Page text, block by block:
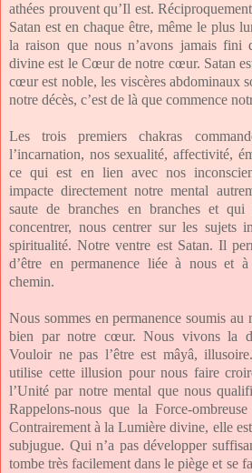
athées prouvent qu’Il est.
Satan est en chaque être, même le plus
la raison que nous n’avons jamais fini
divine est le Cœur de notre cœur. Satan
cœur est noble, les viscères abdominaux
notre décès, c’est de là que commence
Les trois premiers chakras
l’incarnation, nos sexualité, affectivité,
ce qui est en lien avec nos
impacte directement notre mental
saute de branches en branches et qui
concentrer, nous centrer sur les sujets
spiritualité. Notre ventre est Satan. Il
d’être en permanence liée à nous et
chemin.
Nous sommes en permanence soumis au
bien par notre cœur. Nous vivons la
Vouloir ne pas l’être est mâyâ,
utilise cette illusion pour nous faire
l’Unité par notre mental que nous
Rappelons-nous que la Force-
Contrairement à la Lumière divine, elle
subjugue. Qui n’a pas développer
tombe très facilement dans le piège et se